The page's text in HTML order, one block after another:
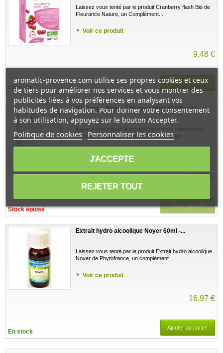
Laissez vous tenté par le produit Cranberry flash Bio de
Fleurance Nature, un Complément...
Voir ce produit
9,48 €
En stock
Ajouter au panier
Recharge Rouge à lèvres métal n°205 rose...
terme de maquillage de qualité, la Recharge...
16,90 €
Stock épuisé
Stock épuisé
Extrait hydro alcoolique Noyer 60ml -...
Laissez vous tenté par le produit Extrait hydro alcoolique
Noyer de Phytofrance, un complément...
Voir ce produit
16,97 €
En stock
Ajouter au panier
aromatic-provence.com utilise ses propres cookies et ceux
de tiers pour améliorer nos services et vous montrer des
publicités liées à vos préférences en analysant vos
habitudes de navigation. Pour donner votre consentement
à son utilisation, appuyez sur le bouton Accepter.
Politique de cookies Personnaliser les cookies
REJETER TOUT
J'ACCEPTE